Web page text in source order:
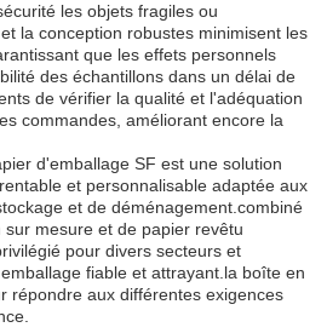
les objets fragiles ou
la conception robustes minimisent les
que les effets personnels
des échantillons dans un délai de
de vérifier la qualité et l'adéquation
commandes, améliorant encore la
d'emballage SF est une solution
et personnalisable adaptée aux
et de déménagement.combiné
mesure et de papier revêtu
pour divers secteurs et
fiable et attrayant.la boîte en
répondre aux différentes exigences